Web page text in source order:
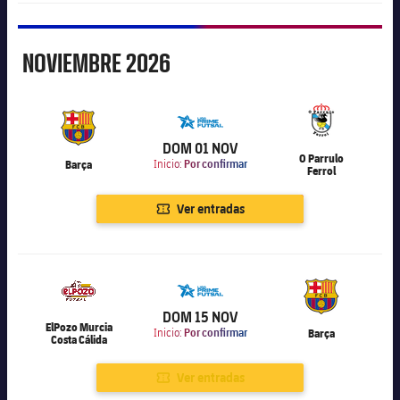
Noviembre
NOVIEMBRE2026
Barça
6.000
DOM 01 NOV
Inicio: Por confirmar
O Parrulo
Ferrol
Ver entradas
ElPozo Murcia
Costa Cálida
6.000
DOM 15 NOV
Inicio: Por confirmar Barça
Ver entradas